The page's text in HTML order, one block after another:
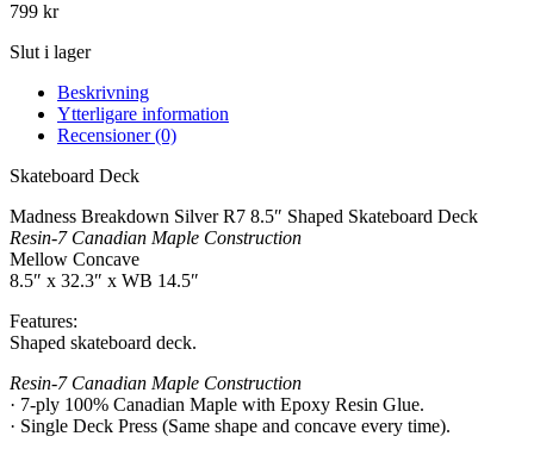
799 kr
Slut i lager
Beskrivning
Ytterligare information
Recensioner (0)
Skateboard Deck
Madness Breakdown Silver R7 8.5″ Shaped Skateboard Deck
Resin-7 Canadian Maple Construction
Mellow Concave
8.5″ x 32.3″ x WB 14.5″
Features:
Shaped skateboard deck.
Resin-7 Canadian Maple Construction
· 7-ply 100% Canadian Maple with Epoxy Resin Glue.
· Single Deck Press (Same shape and concave every time).